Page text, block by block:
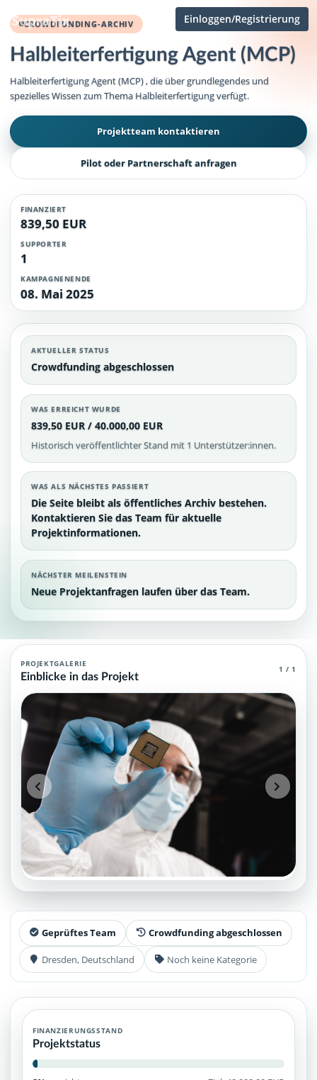
Einloggen/Registrierung
CROWDFUNDING-ARCHIV
Halbleiterfertigung Agent (MCP)
Halbleiterfertigung Agent (MCP) , die über grundlegendes und
spezielles Wissen zum Thema Halbleiterfertigung verfügt.
Projektteam kontaktieren
Pilot oder Partnerschaft anfragen
FINANZIERT
839,50 EUR
SUPPORTER
1
KAMPAGNENENDE
08. Mai 2025
AKTUELLER STATUS
Crowdfunding abgeschlossen
WAS ERREICHT WURDE
839,50 EUR / 40.000,00 EUR
Historisch veröffentlichter Stand mit 1 Unterstützer:innen.
WAS ALS NÄCHSTES PASSIERT
Die Seite bleibt als öffentliches Archiv bestehen.
Kontaktieren Sie das Team für aktuelle
Projektinformationen.
NÄCHSTER MEILENSTEIN
Neue Projektanfragen laufen über das Team.
Halbleiterfertigung Agent (MCP)
Halbleiterfertigung Agent (MCP) , die über grundlegendes und
Projektteam: SupraTix GmbH.
Historischer Finanzierungsstand: 839,50 EUR von 40.000,00
Unterstützer:innen: 1. Erreicht: 2 Prozent.
Historisch veröffentlichte Unterstützungsoptionen: 4.
Aktiver Seitenabschnitt: information.
Qualitätssicherung: Kanonische URL, Robots-Angaben,
PROJEKTGALERIE
Einblicke in das Projekt 1 / 1
Geprüftes Team Crowdfunding abgeschlossen
Dresden, Deutschland Noch keine Kategorie
FINANZIERUNGSSTAND
Projektstatus